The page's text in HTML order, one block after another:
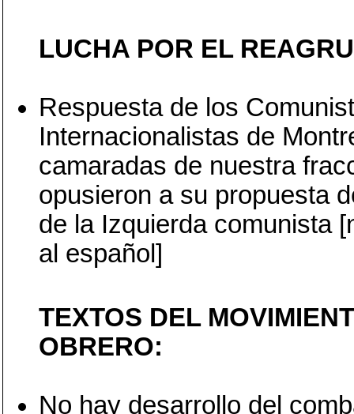
LUCHA POR EL
Respuesta de los
Internacionalistas de
camaradas de nuestra
opusieron a su propuesta
de la Izquierda comunista
al español]
TEXTOS DEL
OBRERO:
No hay desarrollo del